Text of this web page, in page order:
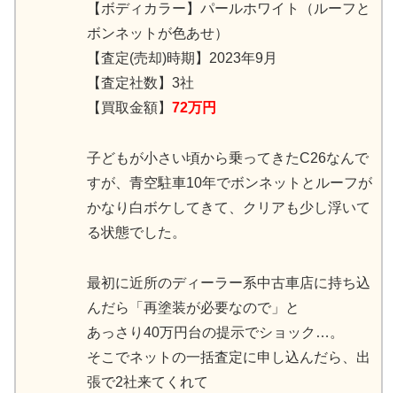
【ボディカラー】パールホワイト（ルーフと
ボンネットが色あせ）
【査定(売却)時期】2023年9月
【査定社数】3社
【買取金額】 72万円
子どもが小さい頃から乗ってきたC26なんで
すが、青空駐車10年でボンネットとルーフが
かなり白ボケしてきて、クリアも少し浮いて
る状態でした。
最初に近所のディーラー系中古車店に持ち込
んだら「再塗装が必要なので」と
あっさり40万円台の提示でショック…。
そこでネットの一括査定に申し込んだら、出
張で2社来てくれて